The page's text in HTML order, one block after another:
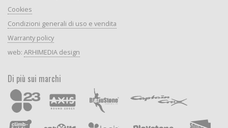
Cookies
Condizioni generali di uso e vendita
Warranty policy
web: ARHIMEDIA design
Di più sui marchi